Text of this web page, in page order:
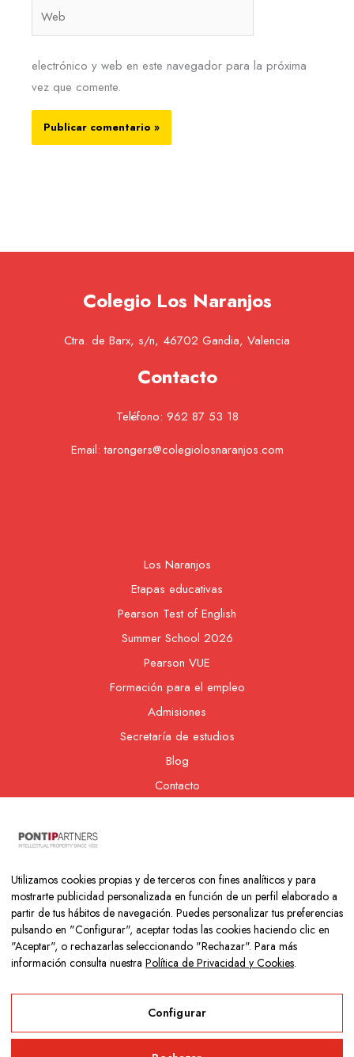
electrónico y web en este navegador para la próxima
vez que comente.
Colegio Los Naranjos
Ctra. de Barx, s/n, 46702 Gandia, Valencia
Contacto
Teléfono: 962 87 53 18
Email:tarongers@colegiolosnaranjos.com
Los Naranjos
Etapas educativas
Pearson Test of English
Summer School 2026
Pearson VUE
Formación para el empleo
Admisiones
Secretaría de estudios
Blog
Contacto
Copyright © 2026 Colegio Los Naranjos | Hecho con mucho amor
porNeurona Digital
Utilizamos cookies propias y de terceros con fines analíticos y para
mostrarte publicidad personalizada en función de un perfil elaborado a
partir de tus hábitos de navegación. Puedes personalizar tus preferencias
pulsando en "Configurar", aceptar todas las cookies haciendo clic en
"Aceptar", o rechazarlas seleccionando "Rechazar". Para más
información consulta nuestra Política de Privacidad y Cookies.
Configurar